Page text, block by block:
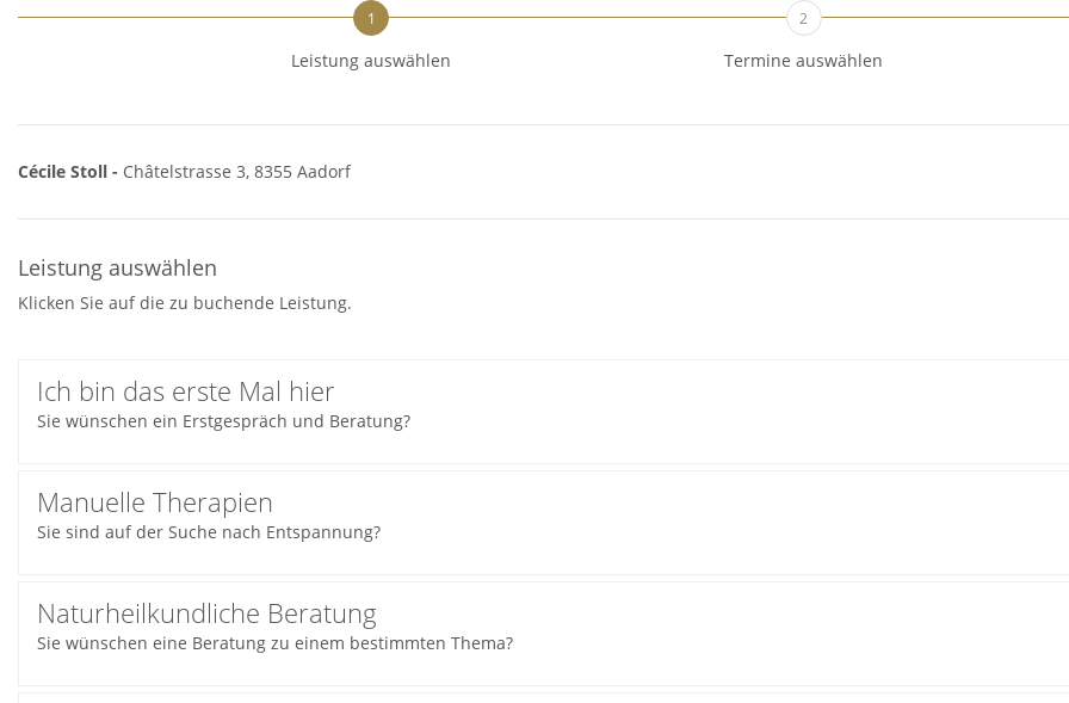
1
Leistung auswählen
2
Termine auswählen
Cécile Stoll - Châtelstrasse 3, 8355 Aadorf
Leistung auswählen
Klicken Sie auf die zu buchende Leistung.
Ich bin das erste Mal hier
Sie wünschen ein Erstgespräch und Beratung?
Manuelle Therapien
Sie sind auf der Suche nach Entspannung?
Naturheilkundliche Beratung
Sie wünschen eine Beratung zu einem bestimmten Thema?